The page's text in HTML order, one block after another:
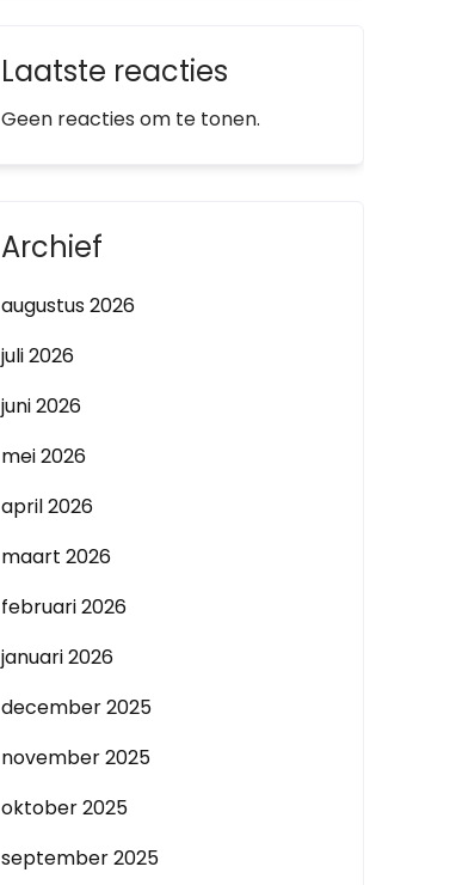
Laatste reacties
Geen reacties om te tonen.
Archief
augustus 2026
juli 2026
juni 2026
mei 2026
april 2026
maart 2026
februari 2026
januari 2026
december 2025
november 2025
oktober 2025
september 2025